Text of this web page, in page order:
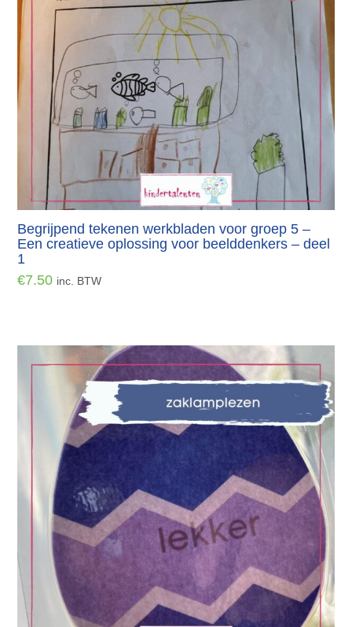
Begrijpend tekenen werkbladen voor groep 5 –
Een creatieve oplossing voor beelddenkers – deel
1
€7.50 inc. BTW